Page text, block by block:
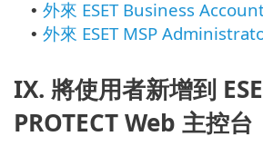
• 外來 ESET Business
• 外來 ESET MSP
IX. 將使用者新增到
PROTECT Web 主控台